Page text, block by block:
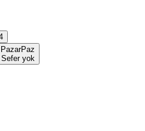
PazarPaz
Sefer yok